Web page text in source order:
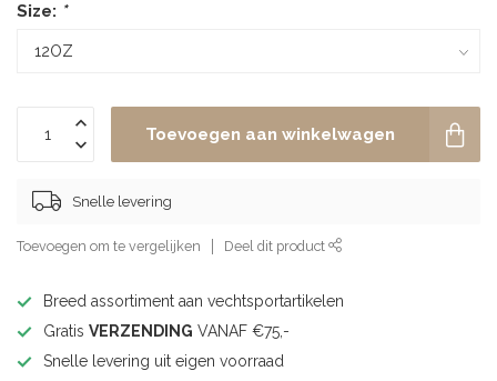
Size: *
Toevoegen aan winkelwagen
Snelle levering
Toevoegen om te vergelijken Deel dit product
Breed assortiment aan vechtsportartikelen
Gratis VERZENDING VANAF €75,-
Snelle levering uit eigen voorraad